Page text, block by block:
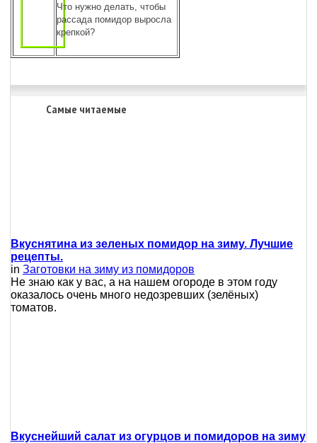
Что нужно делать, чтобы
рассада помидор выросла
крепкой?
Самые читаемые
Вкуснятина из зеленых помидор на зиму. Лучшие
рецепты.
in Заготовки на зиму из помидоров
Не знаю как у вас, а на нашем огороде в этом году
оказалось очень много недозревших (зелёных)
томатов.
Вкуснейший салат из огурцов и помидоров на зиму